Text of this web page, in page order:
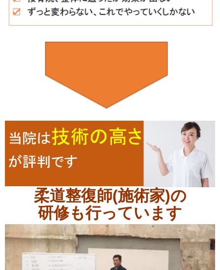
柔道整復師(施術家)の
研修も行っています